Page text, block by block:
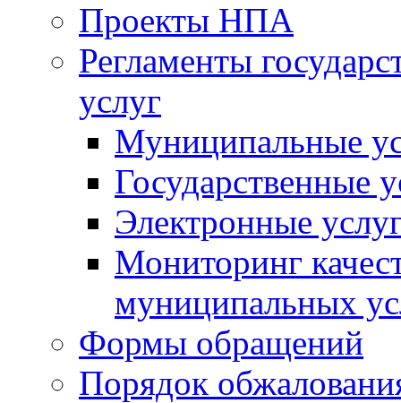
Проекты НПА
Регламенты
услуг
Муниципальные
Государственные
Электронные
Мониторинг
муниципальных
Формы обращений
Порядок